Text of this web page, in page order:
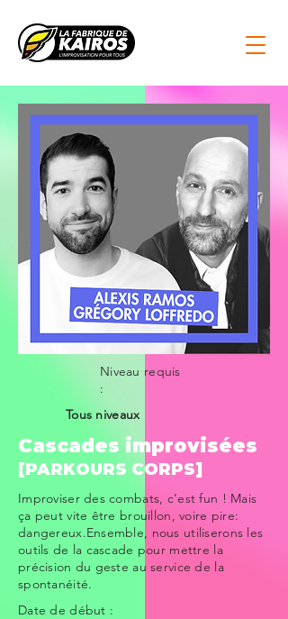
Niveau requis
:
Tous niveaux
Cascades improvisées
[PARKOURS CORPS]
Improviser des combats, c’est fun ! Mais
ça peut vite être brouillon, voire pire:
dangereux.Ensemble, nous utiliserons les
outils de la cascade pour mettre la
précision du geste au service de la
spontanéité.
Date de début :